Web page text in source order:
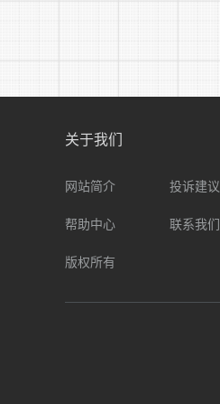
关于我们
网站简介 投诉建议
帮助中心 联系我们
版权所有